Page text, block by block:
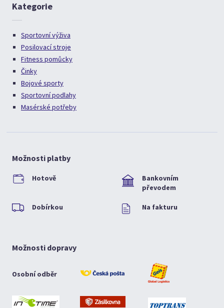
Kategorie
Sportovní výživa
Posilovací stroje
Fitness pomůcky
Činky
Bojové sporty
Sportovní podlahy
Masérské potřeby
Možnosti platby
Hotově
Bankovním
převodem
Dobírkou Na fakturu
Možnosti dopravy
Osobní odběr